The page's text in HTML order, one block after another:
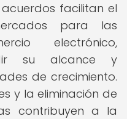
facilitan el
para las
electrónico,
su alcance y
de crecimiento.
y la eliminación de
contribuyen a la